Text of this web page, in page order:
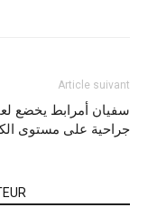
Article suivant
سفيان أمرابط يخضع
جراحية على مستوى